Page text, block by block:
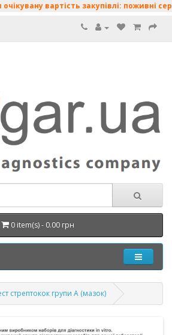
вартість закупівлі: поживні
0 item(s) - 0.00 грн
стрептокок групи А (мазок)